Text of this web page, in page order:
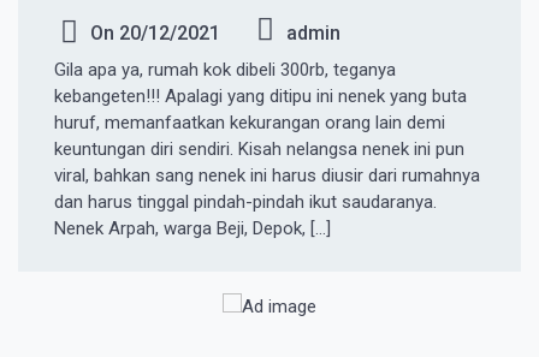
On 20/12/2021 admin
Gila apa ya, rumah kok dibeli 300rb, teganya
kebangeten!!! Apalagi yang ditipu ini nenek yang buta
huruf, memanfaatkan kekurangan orang lain demi
keuntungan diri sendiri. Kisah nelangsa nenek ini pun
viral, bahkan sang nenek ini harus diusir dari rumahnya
dan harus tinggal pindah-pindah ikut saudaranya.
Nenek Arpah, warga Beji, Depok, […]